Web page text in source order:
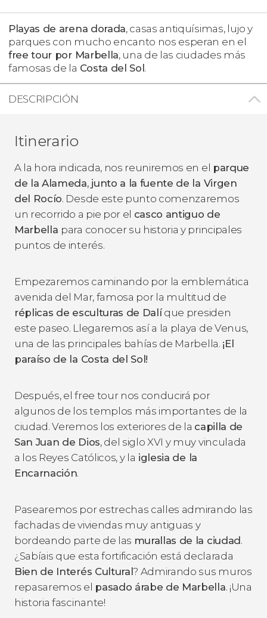
Playas de arena dorada, casas antiquísimas, lujo y
parques con mucho encanto nos esperan en el
free tour por Marbella, una de las ciudades más
famosas de la Costa del Sol.
DESCRIPCIÓN
Itinerario
A la hora indicada, nos reuniremos en el parque
de la Alameda, junto a la fuente de la Virgen
del Rocío. Desde este punto comenzaremos
un recorrido a pie por el casco antiguo de
Marbella para conocer su historia y principales
puntos de interés.
Empezaremos caminando por la emblemática
avenida del Mar, famosa por la multitud de
réplicas de esculturas de Dalíque presiden
este paseo. Llegaremos así a la playa de Venus,
una de las principales bahías de Marbella. ¡El
paraíso de la Costa del Sol!
Después, el free tour nos conducirá por
algunos de los templos más importantes de la
ciudad. Veremos los exteriores de la capilla de
San Juan de Dios, del siglo XVI y muy vinculada
a los Reyes Católicos, y la iglesia de la
Encarnación.
Pasearemos por estrechas calles admirando las
fachadas de viviendas muy antiguas y
bordeando parte de las murallas de la ciudad.
¿Sabíais que esta fortificación está declarada
Bien de Interés Cultural? Admirando sus muros
repasaremos el pasado árabe de Marbella. ¡Una
historia fascinante!